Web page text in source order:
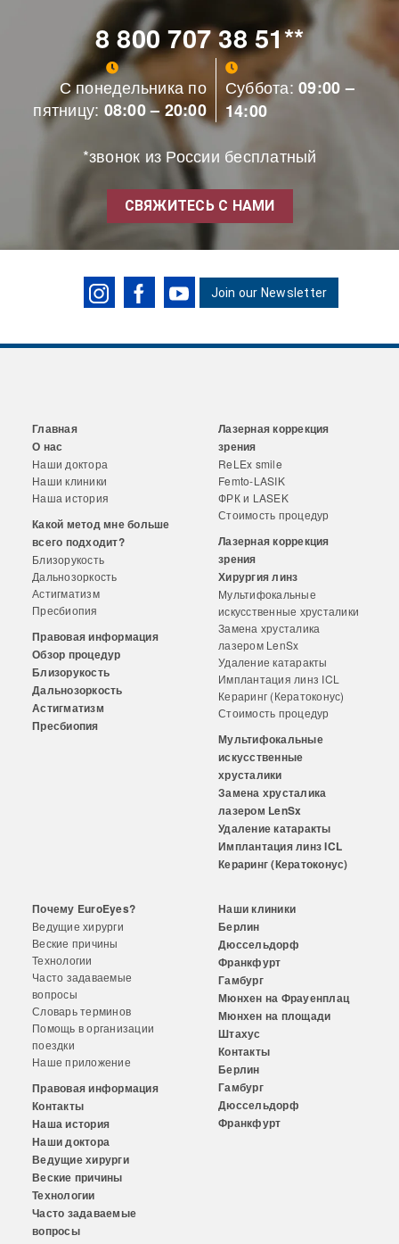
8 800 707 38 51**
С понедельника по
пятницу: 08:00 – 20:00
Суббота:09:00 –
14:00
*звонок из России бесплатный
СВЯЖИТЕСЬ С НАМИ
Join our Newsletter
Главная
О нас
Наши доктора
Наши клиники
Наша история
Какой метод мне больше
всего подходит?
Близорукость
Дальнозоркость
Астигматизм
Пресбиопия
Правовая информация
Обзор процедур
Близорукость
Дальнозоркость
Астигматизм
Пресбиопия
Лазерная коррекция
зрения
ReLEx smile
Femto-LASIK
ФРК и LASEK
Стоимость процедур
Лазерная коррекция
зрения
Хирургия линз
Мультифокальные
искусственные хрусталики
Замена хрусталика
лазером LenSx
Удаление катаракты
Имплантация линз ICL
Кераринг (Кератоконус)
Стоимость процедур
Мультифокальные
искусственные
хрусталики
Замена хрусталика
лазером LenSx
Удаление катаракты
Имплантация линз ICL
Кераринг (Кератоконус)
Почему EuroEyes?
Ведущие хирурги
Веские причины
Технологии
Часто задаваемые
вопросы
Словарь терминов
Помощь в организации
поездки
Наше приложение
Правовая информация
Контакты
Наша история
Наши доктора
Ведущие хирурги
Веские причины
Технологии
Часто задаваемые
вопросы
Наши клиники
Берлин
Дюссельдорф
Франкфурт
Гамбург
Мюнхен на Фрауенплац
Мюнхен на площади
Штахус
Контакты
Берлин
Гамбург
Дюссельдорф
Франкфурт